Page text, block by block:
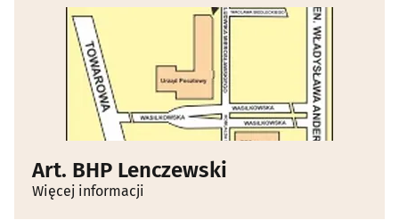
Art. BHP Lenczewski
Więcej informacji